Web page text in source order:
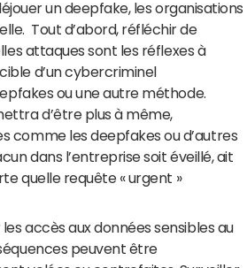
un deepfake, les organisations
Tout d’abord, réfléchir de
attaques sont les réflexes à
d’un cybercriminel
ou une autre méthode.
d’être plus à même,
comme les deepfakes ou d’autres
dans l’entreprise soit éveillé, ait
quelle requête « urgent »
accès aux données sensibles au
peuvent être